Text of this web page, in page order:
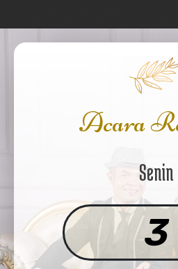
Acara
Senin
3